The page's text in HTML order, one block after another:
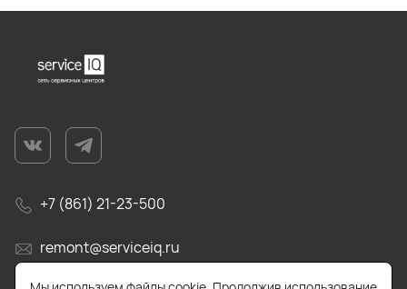
+7 (861) 21-23-500
remont@serviceiq.ru